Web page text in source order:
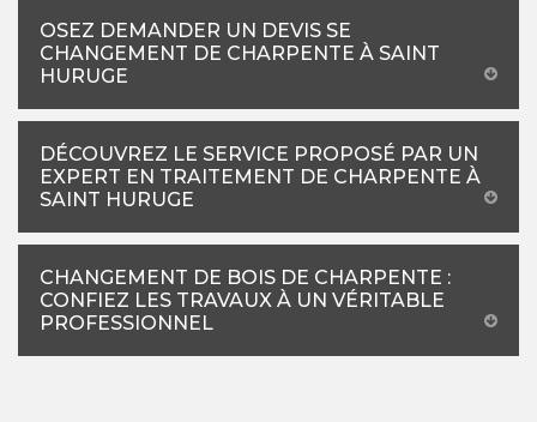
OSEZ DEMANDER UN DEVIS SE
CHANGEMENT DE CHARPENTE À SAINT
HURUGE
DÉCOUVREZ LE SERVICE PROPOSÉ PAR UN
EXPERT EN TRAITEMENT DE CHARPENTE À
SAINT HURUGE
CHANGEMENT DE BOIS DE CHARPENTE :
CONFIEZ LES TRAVAUX À UN VÉRITABLE
PROFESSIONNEL